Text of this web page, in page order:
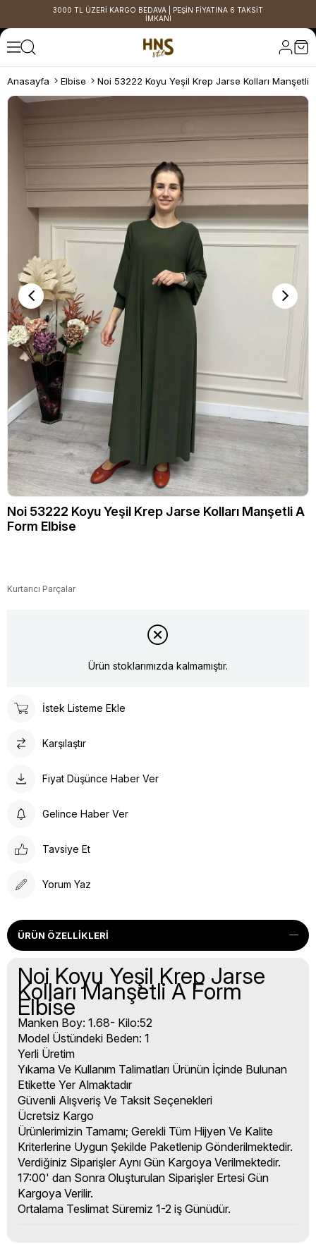
3000 TL ÜZERİ KARGO BEDAVA | PEŞİN FİYATINA 6 TAKSİT
İMKANI
Anasayfa Elbise
Noi 53222 Koyu Yeşil Krep Jarse Kolları Manşetli A
Form Elbise
Kurtarıcı Parçalar
Ürün stoklarımızda kalmamıştır.
İstek Listeme Ekle
Karşılaştır
Fiyat Düşünce Haber Ver
Gelince Haber Ver
Tavsiye Et
Yorum Yaz
ÜRÜN ÖZELLIKLERI
Noi Koyu Yeşil Krep Jarse
Kolları Manşetli A Form
Elbise
Manken Boy: 1.68- Kilo:52
Model Üstündeki Beden: 1
Yerli Üretim
Yıkama Ve Kullanım Talimatları Ürünün İçinde Bulunan
Etikette Yer Almaktadır
Güvenli Alışveriş Ve Taksit Seçenekleri
Ücretsiz Kargo
Ürünlerimizin Tamamı; Gerekli Tüm Hijyen Ve Kalite
Kriterlerine Uygun Şekilde Paketlenip Gönderilmektedir.
Verdiğiniz Siparişler Aynı Gün Kargoya Verilmektedir.
17:00' dan Sonra Oluşturulan Siparişler Ertesi Gün
Kargoya Verilir.
Ortalama Teslimat Süremiz 1-2 iş Günüdür.